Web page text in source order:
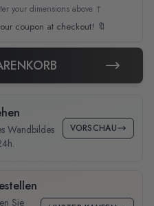
your dimensions above ↑
coupon at checkout! 🔖
Wandbildes
VORSCHAU
Sie